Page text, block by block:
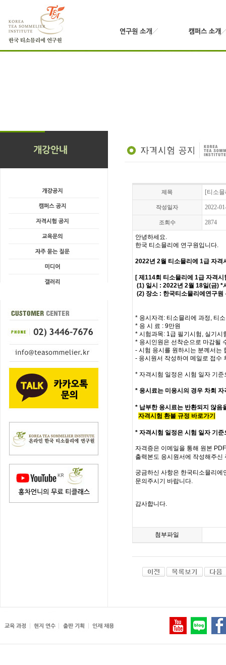
제목 [티소
작성일자 2022-
조회수 2874
안녕하세요.
한국 티소믈리에 연구원입니다.
2022년 2월 티소믈리에 1급 자격
[ 제114회 티소믈리에 1급 자격시
(1) 일시 : 2022년 2월 18일(금) *
(2) 장소 : 한국티소믈리에연구원
* 응시자격: 티소믈리에 과정, 티
* 응 시 료 : 9만원
* 시험과목: 1급 필기시험, 실기시
* 응시인원은 선착순으로 마감될
- 시험 응시를 원하시는 분께서는
- 응시원서 작성하여 메일로 접수
* 자격시험 일정은 시험 일자 기
* 응시료는 미응시의 경우 차회
* 납부한 응시료는 반환되지 않
자격시험 환불 규정 바로가기
* 자격시험 일정은 시험 일자 기준
자격증은 이메일을 통해 원본
출력본도 응시원서에 작성해주신
궁금하신 사항은 한국티소믈리
문의주시기 바랍니다.
감사합니다.
첨부파일